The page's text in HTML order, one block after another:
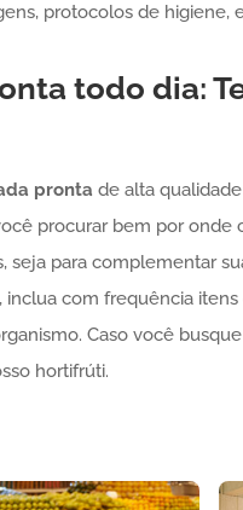
protocolos de higiene,
todo dia:
pronta de alta
procurar bem por onde
seja para complementar
com frequência
Caso você
hortifrúti.